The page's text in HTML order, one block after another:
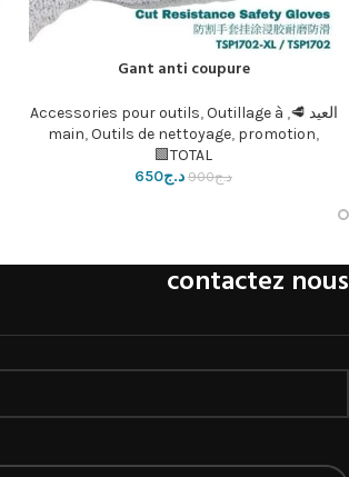
إضافة إلى السلةGant anti coupure
العيد 🥩,
Accessories pour outils,Outillage à
main,Outils de nettoyage, promotion,
TOTAL🟩
د.ج900 د.ج650
contactez nous